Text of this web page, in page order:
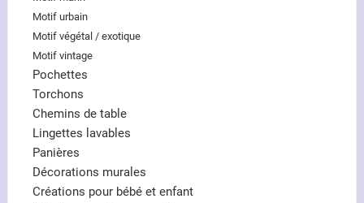
Motif urbain
Motif végétal / exotique
Motif vintage
Pochettes
Torchons
Chemins de table
Lingettes lavables
Panières
Décorations murales
Créations pour bébé et enfant